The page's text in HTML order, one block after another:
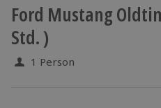
Ford Mustang
Std. )
1 Person